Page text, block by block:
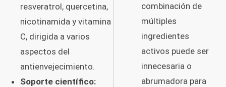
resveratrol, quercetina,
nicotinamida y vitamina
C, dirigida a varios
aspectos del
antienvejecimiento.
Soporte científico:
combinación de
múltiples
ingredientes
activos puede ser
innecesaria o
abrumadora para